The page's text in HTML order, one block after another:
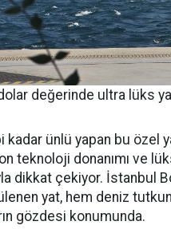
değerinde ultra lüks
kadar ünlü yapan bu özel
teknoloji donanımı ve
dikkat çekiyor. İstanbul
yat, hem deniz
gözdesi konumunda.